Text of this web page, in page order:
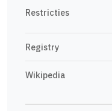
Restricties
Registry
Wikipedia